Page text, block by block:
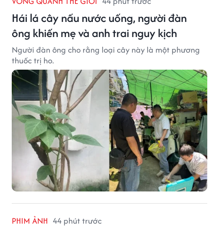
Hái lá cây nấu nước uống, người đàn
ông khiến mẹ và anh trai nguy kịch
Người đàn ông cho rằng loại cây này là một phương
thuốc trị ho.
PHIM ẢNH 44 phút trước